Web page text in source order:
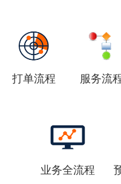
打单流程 服务流
业务全流程